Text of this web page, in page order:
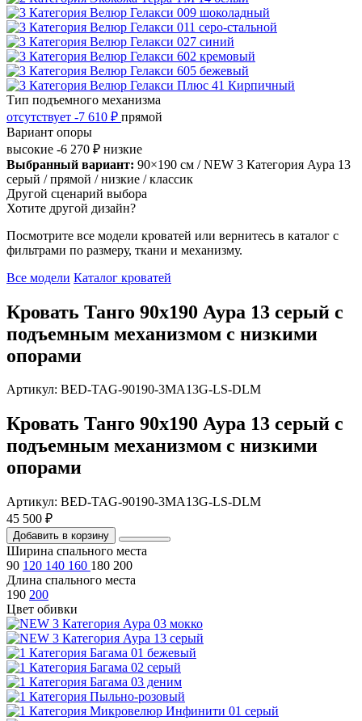
Тип подъемного механизма
отсутствует -7 610 ₽ прямой
Вариант опоры
высокие -6 270 ₽ низкие
Выбранный вариант: 90×190 см / NEW 3 Категория Аура 13
серый / прямой / низкие / классик
Другой сценарий выбора
Хотите другой дизайн?
Посмотрите все модели кроватей или вернитесь в каталог с
фильтрами по размеру, ткани и механизму.
Все модели Каталог кроватей
Кровать Танго 90х190 Аура 13 серый с
подъемным механизмом с низкими
опорами
Артикул: BED-TAG-90190-3MA13G-LS-DLM
Кровать Танго 90х190 Аура 13 серый с
подъемным механизмом с низкими
опорами
Артикул: BED-TAG-90190-3MA13G-LS-DLM
45 500 ₽
Добавить в корзину
Ширина спального места
90 120 140 160 180 200
Длина спального места
190 200
Цвет обивки